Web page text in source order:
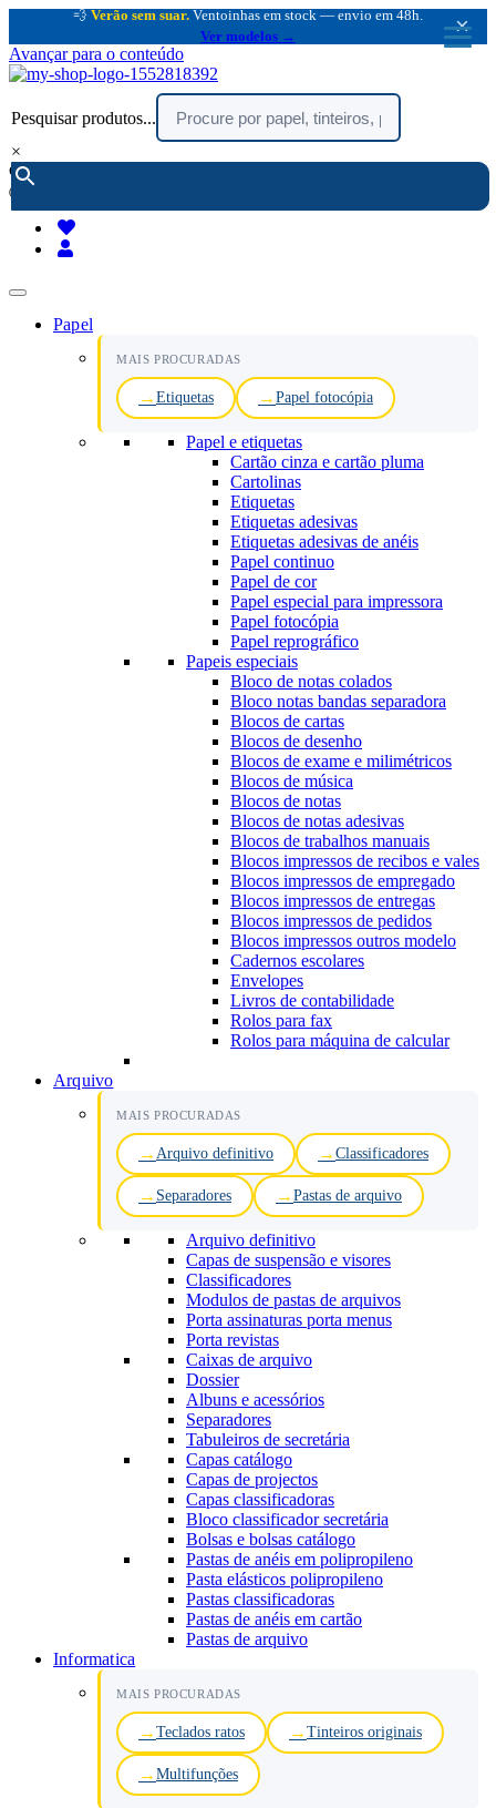
💨 Verão sem suar. Ventoinhas em stock — envio em 48h.
Ver modelos →
×
Avançar para o conteúdo
Pesquisar produtos...
×
encomendar por telefone :
(chamada rede fixa nacional)
Papel
MAIS PROCURADAS
Etiquetas Papel fotocópia
Papel e etiquetas
Cartão cinza e cartão pluma
Cartolinas
Etiquetas
Etiquetas adesivas
Etiquetas adesivas de anéis
Papel continuo
Papel de cor
Papel especial para impressora
Papel fotocópia
Papel reprográfico
Papeis especiais
Bloco de notas colados
Bloco notas bandas separadora
Blocos de cartas
Blocos de desenho
Blocos de exame e milimétricos
Blocos de música
Blocos de notas
Blocos de notas adesivas
Blocos de trabalhos manuais
Blocos impressos de recibos e vales
Blocos impressos de empregado
Blocos impressos de entregas
Blocos impressos de pedidos
Blocos impressos outros modelo
Cadernos escolares
Envelopes
Livros de contabilidade
Rolos para fax
Rolos para máquina de calcular
Arquivo
MAIS PROCURADAS
Arquivo definitivo Classificadores
Separadores Pastas de arquivo
Arquivo definitivo
Capas de suspensão e visores
Classificadores
Modulos de pastas de arquivos
Porta assinaturas porta menus
Porta revistas
Caixas de arquivo
Dossier
Albuns e acessórios
Separadores
Tabuleiros de secretária
Capas catálogo
Capas de projectos
Capas classificadoras
Bloco classificador secretária
Bolsas e bolsas catálogo
Pastas de anéis em polipropileno
Pasta elásticos polipropileno
Pastas classificadoras
Pastas de anéis em cartão
Pastas de arquivo
Informatica
MAIS PROCURADAS
Teclados ratos Tinteiros originais
Multifunções